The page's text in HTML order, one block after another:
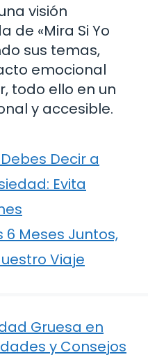
visión
de «Mira Si Yo
sus temas,
emocional
todo ello en un
y accesible.
Decir a
Evita
6 Meses Juntos,
Viaje
Gruesa en
y Consejos